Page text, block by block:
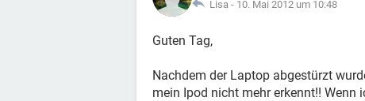
Lisa - 10. Mai 2012 um 10:48
Guten Tag,
Nachdem der Laptop abgestürzt
mein Ipod nicht mehr erkennt!! Wenn